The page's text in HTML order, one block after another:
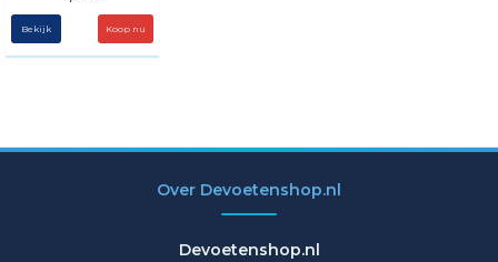
Bekijk Koop nu
Over Devoetenshop.nl
Devoetenshop.nl